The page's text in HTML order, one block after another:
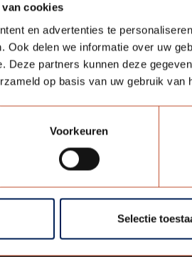
van cookies
en advertenties te
Ook delen we informatie over uw
Deze partners kunnen deze
op basis van uw gebruik van
Voorkeuren
Selectie
Assortiment
Berkvens Zwart
Verdi